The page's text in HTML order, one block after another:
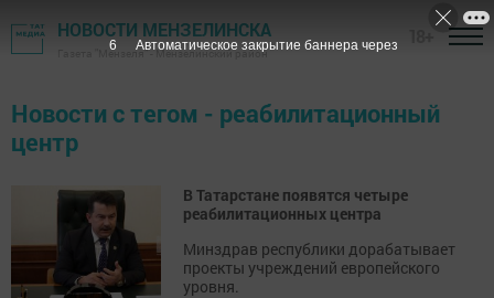
НОВОСТИ МЕНЗЕЛИНСКА
Газета "Мензеля" - Мензелинский район
Новости с тегом - реабилитационный
центр
В Татарстане появятся четыре
реабилитационных центра
Минздрав республики дорабатывает
проекты учреждений европейского
уровня.
6 Автоматическое закрытие баннера через